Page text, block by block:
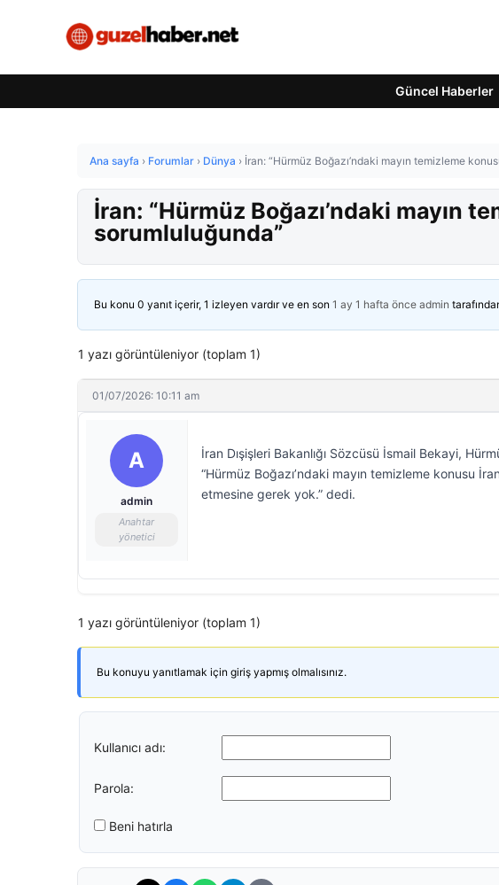
Güncel Haberler
Ana sayfa › Forumlar › Dünya › İran: “Hürmüz Boğazı’ndaki mayın temizleme
İran: “Hürmüz Boğazı’ndaki mayın
sorumluluğunda”
Bu konu 0 yanıt içerir, 1 izleyen vardır ve en son 1 ay 1 hafta önce admin
1 yazı görüntüleniyor (toplam 1)
01/07/2026: 10:11 am
A
admin
Anahtar
yönetici
İran Dışişleri Bakanlığı Sözcüsü İsmail Bekayi,
“Hürmüz Boğazı’ndaki mayın temizleme konusu
etmesine gerek yok.” dedi.
1 yazı görüntüleniyor (toplam 1)
Bu konuyu yanıtlamak için giriş yapmış olmalısınız.
Kullanıcı adı:
Parola:
Beni hatırla